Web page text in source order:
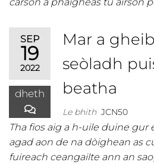
SEP
19
2022
dheth
Mar a
seòladh
beatha
Le bhith JCN50
Tha fios aig a h-uile duine gur
agad aon de na dòighean as
fuireach ceangailte ann an